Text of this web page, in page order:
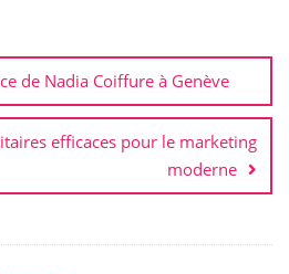
de Nadia Coiffure à Genève
efficaces pour le marketing
moderne